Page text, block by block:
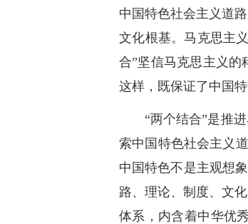
中国特色社会主义道
文化根基。马克思主
合”坚信马克思主义的
这样，既保证了中国
“两个结合”是推
索中国特色社会主义
中国特色不是主观想
路、理论、制度、文
体系，内含着中华优